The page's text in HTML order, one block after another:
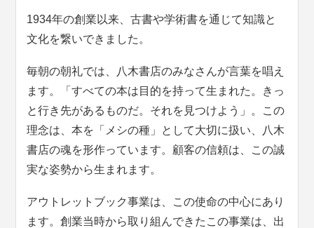
1934年の創業以来、古書や学術書を通じて知識と
文化を繋いできました。
毎朝の朝礼では、八木書店のみなさんが言葉を唱え
ます。「すべての本は目的を持って生まれた。きっ
と行き先があるものだ。それを見つけよう」。この
理念は、本を「メシの種」として大切に扱い、八木
書店の魂を形作っています。顧客の信頼は、この誠
実な姿勢から生まれます。
アウトレットブック事業は、この使命の中心にあり
ます。創業当時から取り組んできたこの事業は、出